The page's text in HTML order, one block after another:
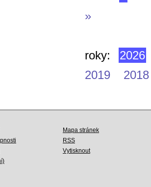
»
roky:
2026
2019
2018
Mapa stránek
RSS
Vytisknout